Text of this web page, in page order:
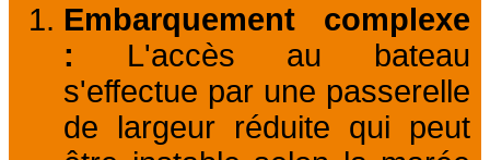
Embarquement complexe
: L'accès au bateau
s'effectue par une passerelle
de largeur réduite qui peut